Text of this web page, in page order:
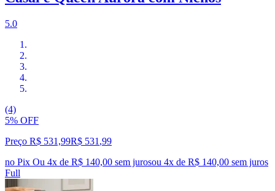
5.0
(4)
5% OFF
Preço R$ 531,99R$ 531 ,99
no Pix Ou 4x de R$ 140,00 sem jurosou 4x de R$ 140,00 sem juros
Full